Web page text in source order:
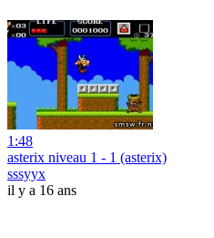
1:48
asterix niveau 1 - 1 (asterix)
sssyyx
il y a 16 ans